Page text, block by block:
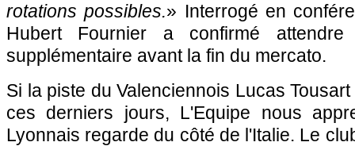
rotations possibles.» Interrogé en
Hubert Fournier a confirmé
supplémentaire avant la fin du mercato.
Si la piste du Valenciennois Lucas
ces derniers jours, L'Equipe nous
Lyonnais regarde du côté de l'Italie. Le